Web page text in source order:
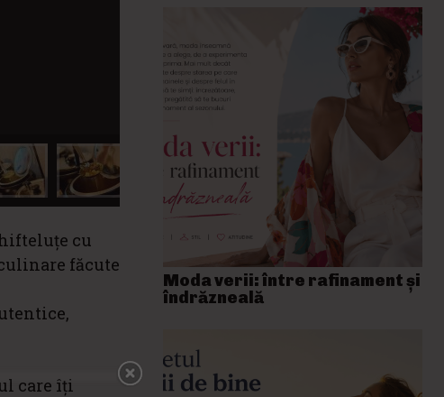
cu
făcute
care îți
Moda verii: între rafinament și
îndrăzneală